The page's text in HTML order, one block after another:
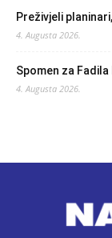
Preživjeli
4. Augusta 2026.
Spomen za
4. Augusta 2026.